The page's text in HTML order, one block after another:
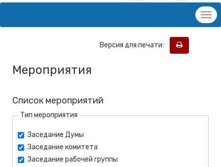
Версия для печати:
Мероприятия
Список мероприятий
Тип мероприятия
Заседание Думы
Заседание комитета
Заседание рабочей группы